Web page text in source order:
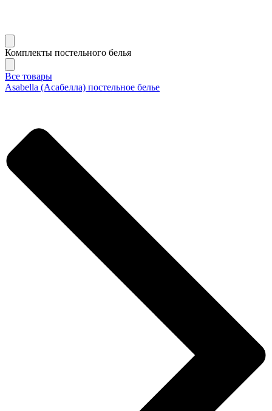
Комплекты постельного белья
Все товары
Asabella (Асабелла) постельное белье